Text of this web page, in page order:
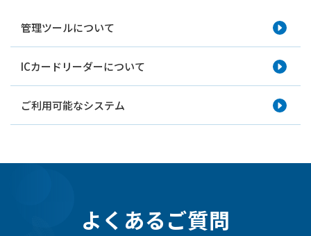
管理ツールについて
ICカードリーダーについて
ご利用可能なシステム
よくあるご質問